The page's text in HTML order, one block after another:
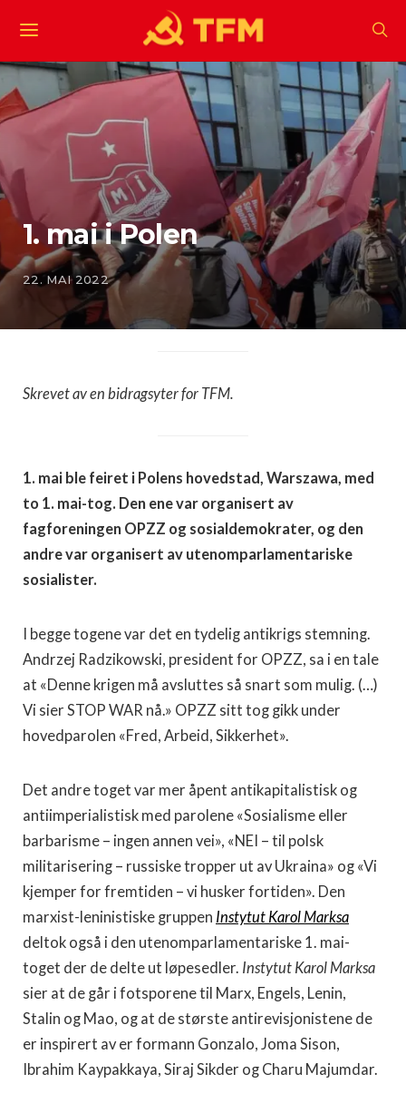
1. mai i Polen
22. MAI 2022
Skrevet av en bidragsyter for TFM.
1. mai ble feiret i Polens hovedstad, Warszawa, med
to 1. mai-tog. Den ene var organisert av
fagforeningen OPZZ og sosialdemokrater, og den
andre var organisert av utenomparlamentariske
sosialister.
I begge togene var det en tydelig antikrigs stemning.
Andrzej Radzikowski, president for OPZZ, sa i en tale
at «Denne krigen må avsluttes så snart som mulig. (…)
Vi sier STOP WAR nå.» OPZZ sitt tog gikk under
hovedparolen «Fred, Arbeid, Sikkerhet».
Det andre toget var mer åpent antikapitalistisk og
antiimperialistisk med parolene «Sosialisme eller
barbarisme – ingen annen vei», «NEI – til polsk
militarisering – russiske tropper ut av Ukraina» og «Vi
kjemper for fremtiden – vi husker fortiden». Den
marxist-leninistiske gruppen Instytut Karol Marksa
deltok også i den utenomparlamentariske 1. mai-
toget der de delte ut løpesedler. Instytut Karol Marksa
sier at de går i fotsporene til Marx, Engels, Lenin,
Stalin og Mao, og at de største antirevisjonistene de
er inspirert av er formann Gonzalo, Joma Sison,
Ibrahim Kaypakkaya, Siraj Sikder og Charu Majumdar.